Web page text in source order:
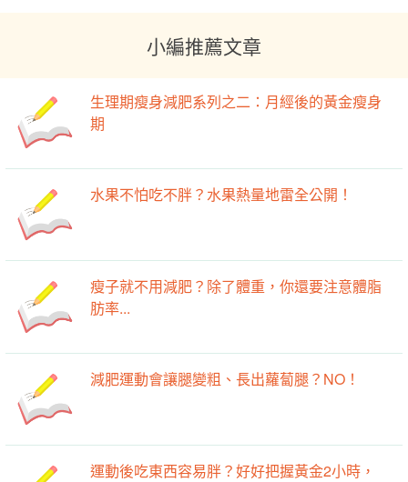
小編推薦文章
生理期瘦身減肥系列之二：月經後的黃金瘦身
期
水果不怕吃不胖？水果熱量地雷全公開！
瘦子就不用減肥？除了體重，你還要注意體脂
肪率...
減肥運動會讓腿變粗、長出蘿蔔腿？NO！
運動後吃東西容易胖？好好把握黃金2小時，